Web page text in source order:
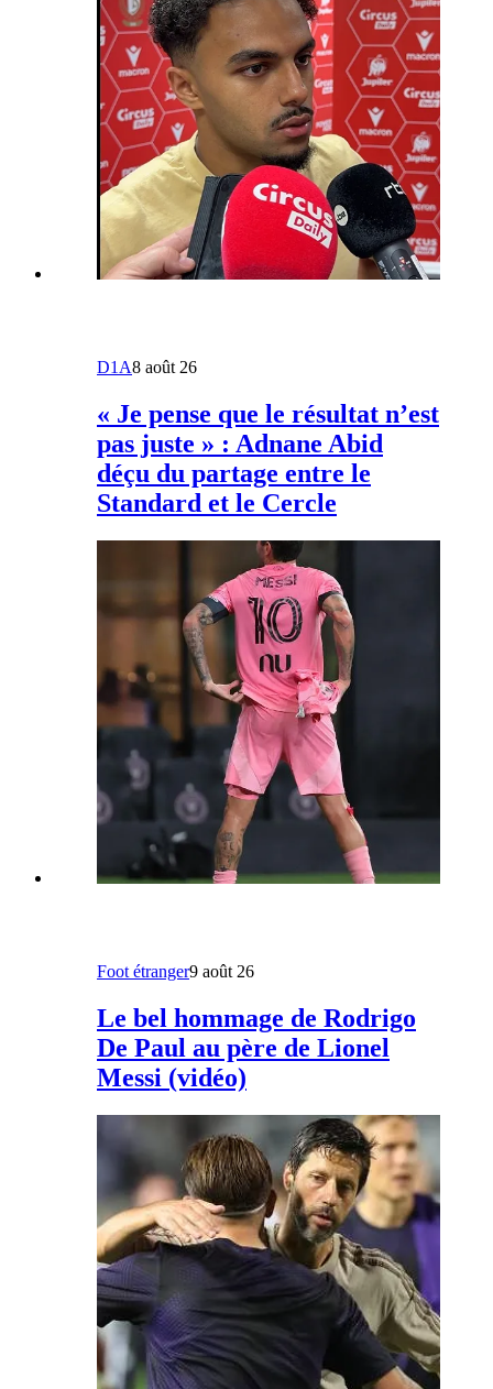
D1A8 août 26
« Je pense que le résultat n’est
pas juste » : Adnane Abid
déçu du partage entre le
Standard et le Cercle
Foot étranger9 août 26
Le bel hommage de Rodrigo
De Paul au père de Lionel
Messi (vidéo)